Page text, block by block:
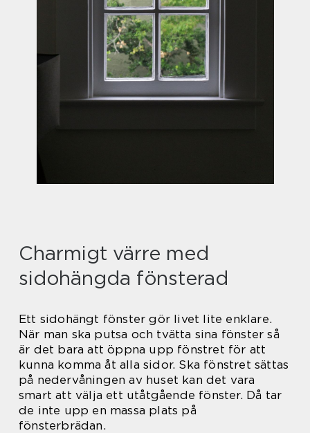
Charmigt värre med
sidohängda fönsterad
Ett sidohängt fönster gör livet lite enklare.
När man ska putsa och tvätta sina fönster så
är det bara att öppna upp fönstret för att
kunna komma åt alla sidor. Ska fönstret sättas
på nedervåningen av huset kan det vara
smart att välja ett utåtgående fönster. Då tar
de inte upp en massa plats på
fönsterbrädan.